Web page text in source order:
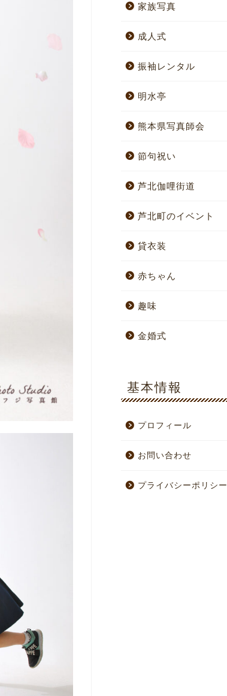
家族写真
成人式
振袖レンタル
明水亭
熊本県写真師会
節句祝い
芦北伽哩街道
芦北町のイベント
貸衣装
赤ちゃん
趣味
金婚式
基本情報
プロフィール
お問い合わせ
プライバシーポリシー